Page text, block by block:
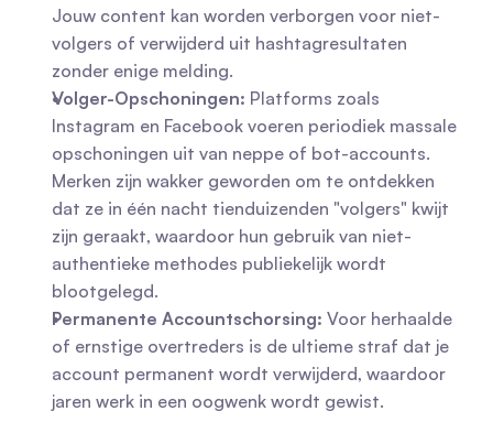
Jouw content kan worden verborgen voor niet-
volgers of verwijderd uit hashtagresultaten
zonder enige melding.
Volger-Opschoningen: Platforms zoals
Instagram en Facebook voeren periodiek massale
opschoningen uit van neppe of bot-accounts.
Merken zijn wakker geworden om te ontdekken
dat ze in één nacht tienduizenden "volgers" kwijt
zijn geraakt, waardoor hun gebruik van niet-
authentieke methodes publiekelijk wordt
blootgelegd.
Permanente Accountschorsing: Voor herhaalde
of ernstige overtreders is de ultieme straf dat je
account permanent wordt verwijderd, waardoor
jaren werk in een oogwenk wordt gewist.